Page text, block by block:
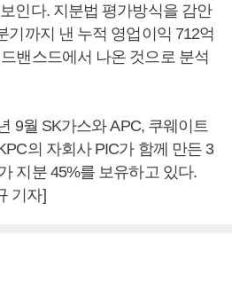
인다. 지분법 평가방식을 감안
기까지 낸 누적 영업이익 712억
밴스드에서 나온 것으로 분석
9월 SK가스와 APC, 쿠웨이트
의 자회사 PIC가 함께 만든 3
지분 45%를 보유하고 있다.
기자]